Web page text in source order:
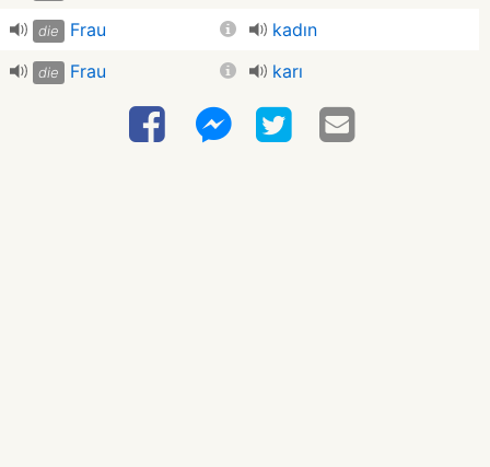
die Frau kadın
die Frau karı